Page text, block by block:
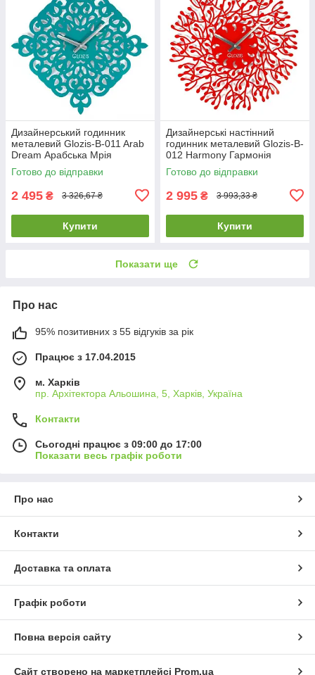
Дизайнерський годинник
металевий Glozis-B-011 Arab
Dream Арабська Мрія
блакитні/бірюзові (50 см)
[Метал,
Готово до відправки
2 495 ₴ 3 326,67 ₴
Купити
Дизайнерські настінний
годинник металевий Glozis-B-
012 Harmony Гармонія
червоні (50 см) [Метал,
Відкрито,
Готово до відправки
2 995 ₴ 3 993,33 ₴
Купити
Показати ще
Про нас
95% позитивних з 55 відгуків за рік
Працює з 17.04.2015
м. Харків
пр. Архітектора Альошина, 5, Харків, Україна
Контакти
Сьогодні працює з 09:00 до 17:00
Показати весь графік роботи
Про нас
Контакти
Доставка та оплата
Графік роботи
Повна версія сайту
Сайт створено на маркетплейсі Prom.ua